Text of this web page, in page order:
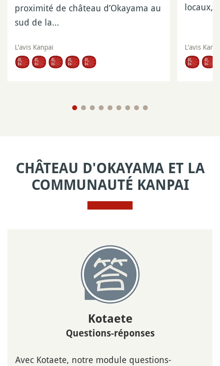
proximité de château d’Okayama au
sud de la…
L'avis Kanpai
locaux,
L'avis
CHÂTEAU D'OKAYAMA ET LA
COMMUNAUTÉ KANPAI
Kotaete
Questions-réponses
Avec Kotaete, notre module questions-